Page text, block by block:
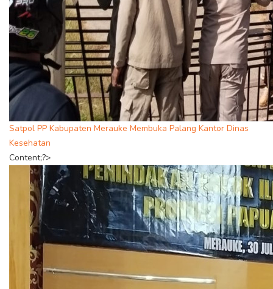
Satpol PP Kabupaten Merauke Membuka Palang Kantor Dinas
Kesehatan
Content;?>